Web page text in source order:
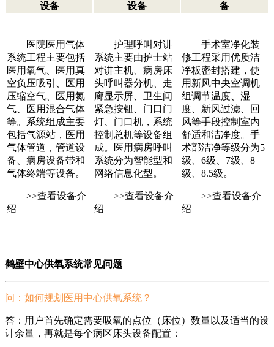
设备
设备
备
医院医用气体
系统工程主要包括
医用氧气、医用真
空负压吸引、医用
压缩空气、医用氮
气、医用混合气体
等。系统组成主要
包括气源站，医用
气体管道，管道设
备、病房设备带和
气体终端等设备。
>>查看设备介
绍
护理呼叫对讲
系统主要由护士站
对讲主机、病房床
头呼叫器分机、走
廊显示屏、卫生间
紧急按钮、门口门
灯、门口机，系统
控制总机等设备组
成。医用病房呼叫
系统分为智能型和
网络信息化型。
>>查看设备介
绍
手术室净化装
修工程采用优质洁
净板密封搭建，使
用新风中央空调机
组调节温度、湿
度、新风过滤、回
风等手段控制室内
舒适和洁净度。手
术部洁净等级分为5
级、6级、7级、8
级、8.5级。
>>查看设备介
绍
鹤壁中心供氧系统常见问题
问：如何规划医用中心供氧系统？
答：用户首先确定需要吸氧的点位（床位）数量以及适当的设
计余量，再就是每个病区床头设备配置：